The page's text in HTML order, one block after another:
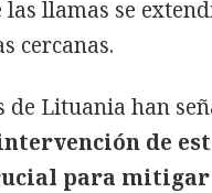
llamas se
cercanas.
de Lituania han
de
para mitigar